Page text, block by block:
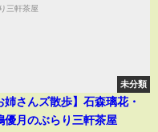
未分類
姉さんズ散歩】石森璃花・
優月のぶらり三軒茶屋